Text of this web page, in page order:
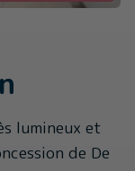
lumineux et
de De